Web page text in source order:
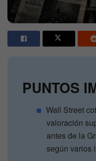
PUNTOS
Wall Street
valoración
antes de la
según varios